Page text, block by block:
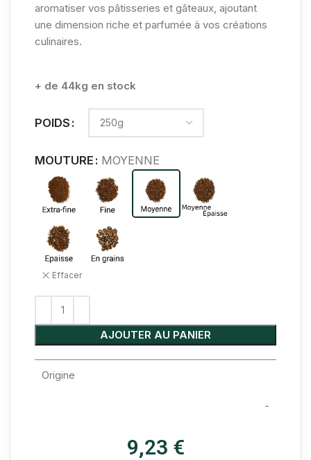
aromatiser vos pâtisseries et gâteaux, ajoutant
une dimension riche et parfumée à vos créations
culinaires.
+ de 44kg en stock
POIDS
MOUTURE MOYENNE
Effacer
AJOUTER AU PANIER
Origine
-
9,23 €